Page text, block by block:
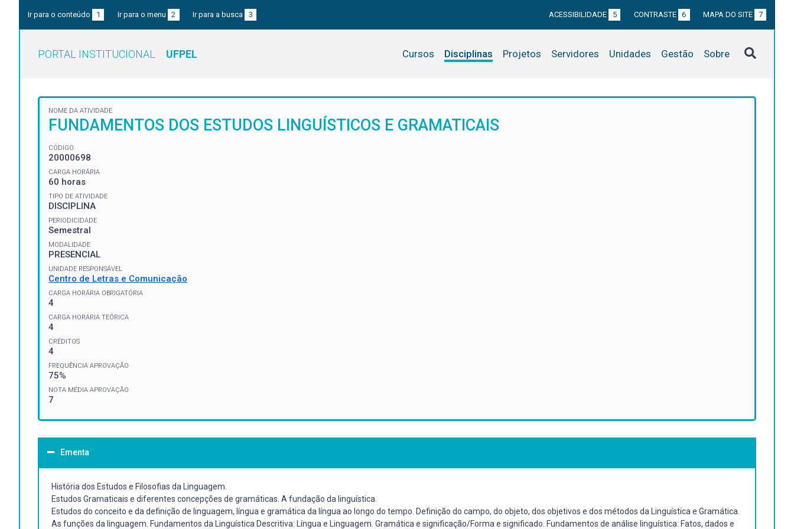
Ir para o conteúdo 1 Ir para o menu 2 Ir para a busca 3 ACESSIBILIDADE 5 CONTRASTE 6 MAPA DO SITE 7
PORTAL INSTITUCIONAL UFPEL Cursos Disciplinas Projetos Servidores Unidades Gestão Sobre
NOME DA ATIVIDADE
FUNDAMENTOS DOS ESTUDOS LINGUÍSTICOS E GRAMATICAIS
CÓDIGO
20000698
CARGA HORÁRIA
60 horas
TIPO DE ATIVIDADE
DISCIPLINA
PERIODICIDADE
Semestral
MODALIDADE
PRESENCIAL
UNIDADE RESPONSÁVEL
Centro de Letras e Comunicação
CARGA HORÁRIA OBRIGATÓRIA
4
CARGA HORÁRIA TEÓRICA
4
CRÉDITOS
4
FREQUÊNCIA APROVAÇÃO
75%
NOTA MÉDIA APROVAÇÃO
7
Ementa
História dos Estudos e Filosofias da Linguagem.
Estudos Gramaticais e diferentes concepções de gramáticas. A fundação da linguística.
Estudos do conceito e da definição de linguagem, língua e gramática da língua ao longo do tempo. Definição do campo, do objeto, dos objetivos e dos métodos da Linguística e Gramática.
As funções da linguagem. Fundamentos da Linguística Descritiva: Língua e Linguagem. Gramática e significação/Forma e significado. Fundamentos de análise linguística: Fatos, dados e